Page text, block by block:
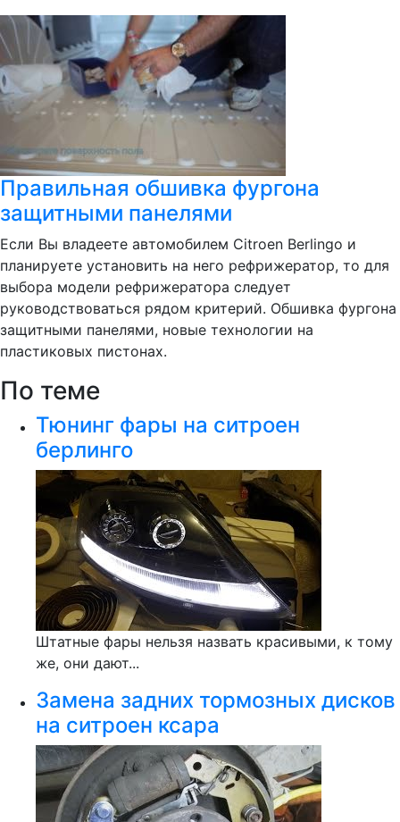
Правильная обшивка фургона
защитными панелями
Если Вы владеете автомобилем Citroen Berlingo и
планируете установить на него рефрижератор, то для
выбора модели рефрижератора следует
руководствоваться рядом критерий. Обшивка фургона
защитными панелями, новые технологии на
пластиковых пистонах.
По теме
Тюнинг фары на ситроен
берлинго
Штатные фары нельзя назвать красивыми, к тому
же, они дают...
Замена задних тормозных дисков
на ситроен ксара